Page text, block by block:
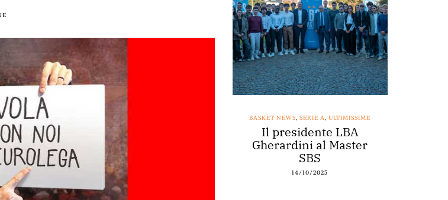
,ULTIMISSIME
Arena di
«The
2025
Piazza Paci a canestro
con un’opera d’arte a
cielo aperto
BASKET NEWS,SERIE A,ULTIMISSIME
Il presidente LBA
Gherardini al Master
SBS
14/10/2025